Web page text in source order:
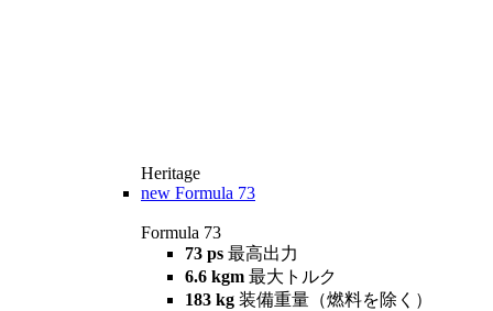
Heritage
new Formula 73
Formula 73
73 ps 最高出力
6.6 kgm 最大トルク
183 kg 装備重量（燃料を除く）